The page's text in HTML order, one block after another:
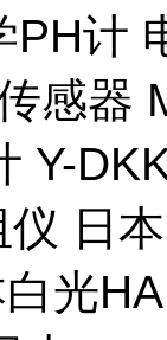
PH计
感器
Y-
日
光